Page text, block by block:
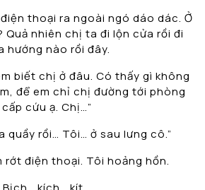
thoại ra ngoài ngó dáo dác. Ở
Quả nhiên chị ta đi lộn cửa rồi đi
hướng nào rồi đây.
biết chị ở đâu. Có thấy gì không
để em chỉ chị đường tới phòng
cấp cứu ạ. Chị…”
quầy rồi… Tôi… ở sau lưng cô.”
rớt điện thoại. Tôi hoảng hồn.